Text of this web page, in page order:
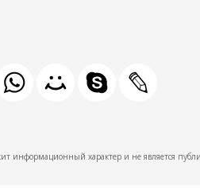
информационный характер и не является